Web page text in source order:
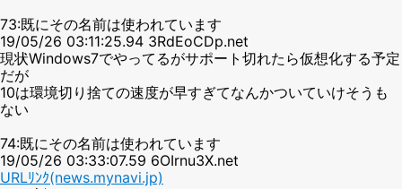
73:既にその名前は使われています
19/05/26 03:11:25.94 3RdEoCDp.net
現状Windows7でやってるがサポート切れたら仮想化する予定
だが
10は環境切り捨ての速度が早すぎてなんかついていけそうも
ない
74:既にその名前は使われています
19/05/26 03:33:07.59 6OIrnu3X.net
URLﾘﾝｸ(news.mynavi.jp)